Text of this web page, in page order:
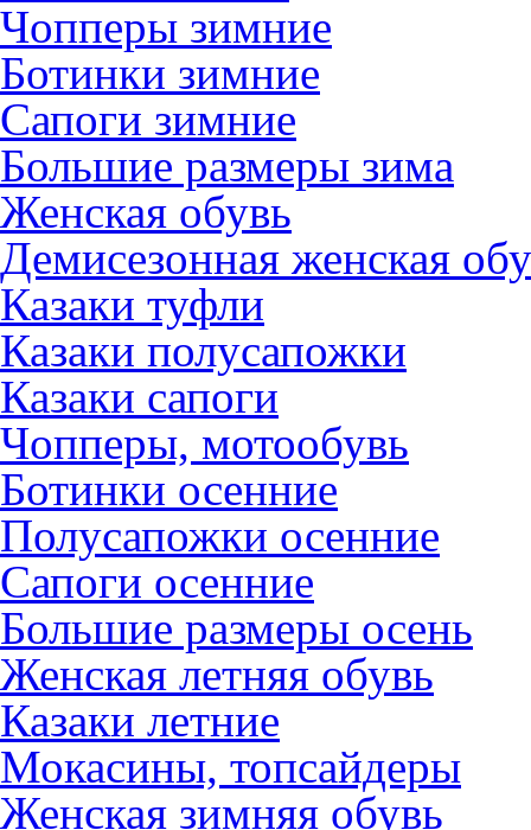
Чопперы зимние
Ботинки зимние
Сапоги зимние
Большие размеры зима
Женская обувь
Демисезонная женская
Казаки туфли
Казаки полусапожки
Казаки сапоги
Чопперы, мотообувь
Ботинки осенние
Полусапожки осенние
Сапоги осенние
Большие размеры осень
Женская летняя обувь
Казаки летние
Мокасины, топсайдеры
Женская зимняя обувь